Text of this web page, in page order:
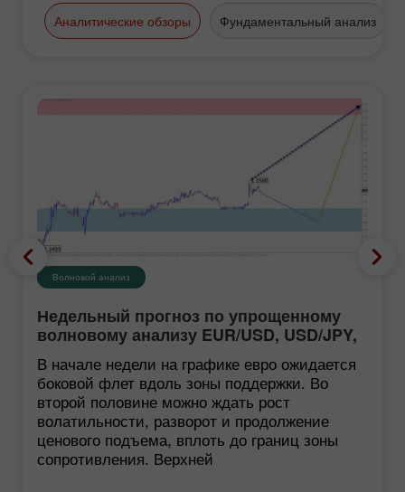
Аналитические обзоры Фундаментальный анализ
Волновой анализ
Недельный прогноз по упрощенному
волновому анализу EUR/USD, USD/JPY,
GBP/JPY, USD/CAD, NZD/USD, GOLD от
10 августа
В начале недели на графике евро ожидается
боковой флет вдоль зоны поддержки. Во
второй половине можно ждать рост
волатильности, разворот и продолжение
ценового подъема, вплоть до границ зоны
сопротивления. Верхней